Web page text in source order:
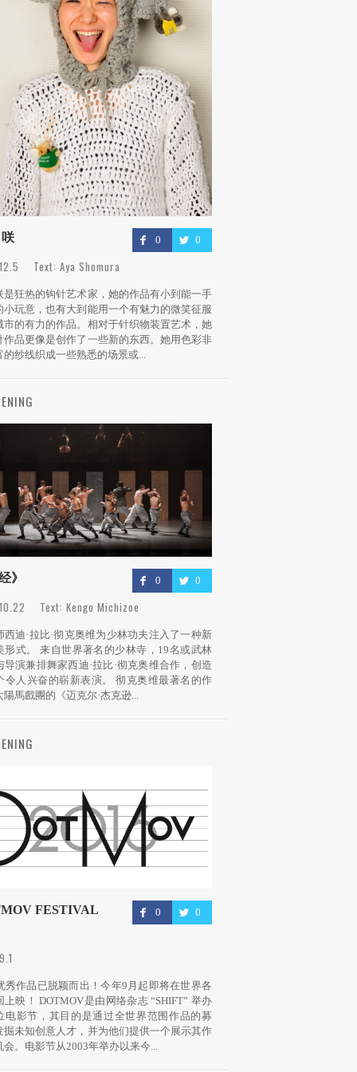
0 0
Text: Aya Shomura
是狂热的钩针艺术家，她的作品有小到能一手
小玩意，也有大到能用一个有魅力的微笑征服
市的有力的作品。相对于针织物装置艺术，她
作品更像是创作了一些新的东西。她用色彩非
的纱线织成一些熟悉的场景或...
0 0
》
Text: Kengo Michizoe
西迪·拉比·彻克奥维为少林功夫注入了一种新
形式。 来自世界著名的少林寺，19名或武林
导演兼排舞家西迪·拉比·彻克奥维合作，创造
令人兴奋的崭新表演。 彻克奥维最著名的作
陽馬戲團的《迈克尔·杰克逊...
0 0
FESTIVAL
秀作品已脱颖而出！今年9月起即将在世界各
上映！ DOTMOV是由网络杂志 “SHIFT” 举办
电影节，其目的是通过全世界范围作品的募
掘未知创意人才，并为他们提供一个展示其作
会。电影节从2003年举办以来今...